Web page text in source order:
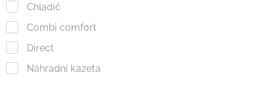
Chladič
Combi comfort
Direct
Náhradní kazeta